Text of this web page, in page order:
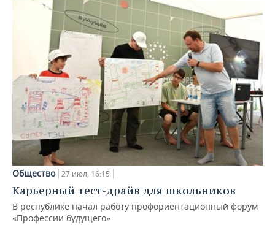
Общество 27 июл, 16:15
Карьерный тест-драйв для школьников
В республике начал работу профориентационный форум
«Профессии будущего»